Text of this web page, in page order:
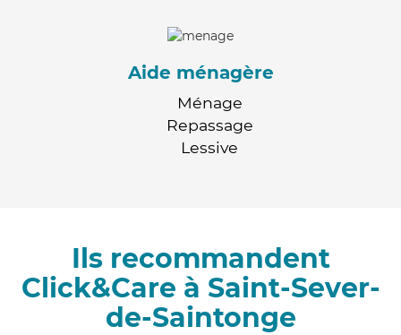
Aide ménagère
Ménage
Repassage
Lessive
Ils recommandent
Click&Care à Saint-Sever-
de-Saintonge